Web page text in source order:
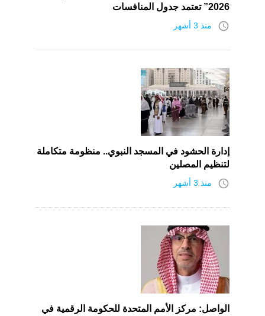
2026” تعتمد جدول المنافسات
access_time منذ 3 أشهر
إدارة الحشود في المسجد النبوي.. منظومة متكاملة
لتنظيم المصلين
access_time منذ 3 أشهر
الواصل: مركز الأمم المتحدة للحكومة الرقمية في